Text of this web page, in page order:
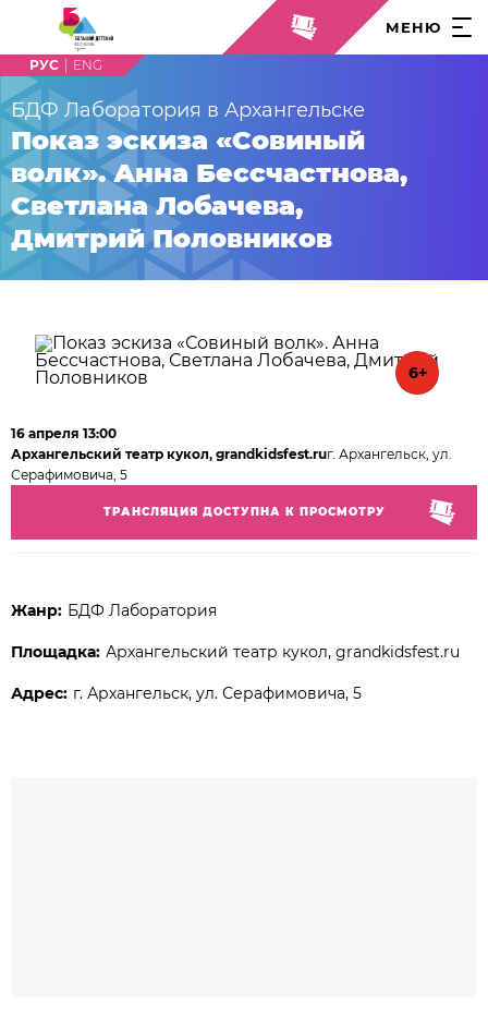
МЕНЮ
БДФ Лаборатория в Архангельске
Показ эскиза «Совиный
волк». Анна Бессчастнова,
Светлана Лобачева,
Дмитрий Половников
16 апреля 13:00
Архангельский театр кукол, grandkidsfest.ruг. Архангельск, ул.
Серафимовича, 5
ТРАНСЛЯЦИЯ ДОСТУПНА К ПРОСМОТРУ
Жанр: БДФ Лаборатория
Площадка: Архангельский театр кукол, grandkidsfest.ru
Адрес: г. Архангельск, ул. Серафимовича, 5
6+